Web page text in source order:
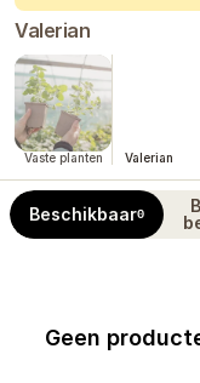
Valerian
Vaste planten Valerian
Beschikbaar0
Geen